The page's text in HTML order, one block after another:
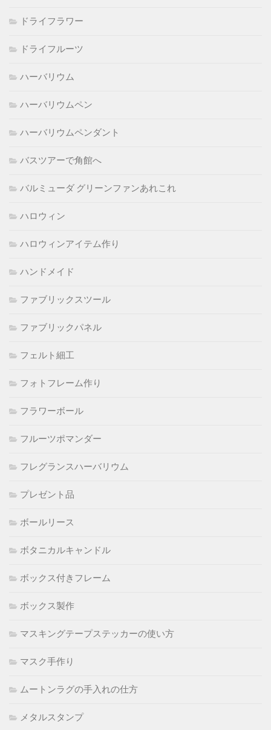
ドライフラワー
ドライフルーツ
ハーバリウム
ハーバリウムペン
ハーバリウムペンダント
バスツアーで角館へ
バルミューダ グリーンファンあれこれ
ハロウィン
ハロウィンアイテム作り
ハンドメイド
ファブリックスツール
ファブリックパネル
フェルト細工
フォトフレーム作り
フラワーボール
フルーツポマンダー
フレグランスハーバリウム
プレゼント品
ボールリース
ボタニカルキャンドル
ボックス付きフレーム
ボックス製作
マスキングテープステッカーの使い方
マスク手作り
ムートンラグの手入れの仕方
メタルスタンプ